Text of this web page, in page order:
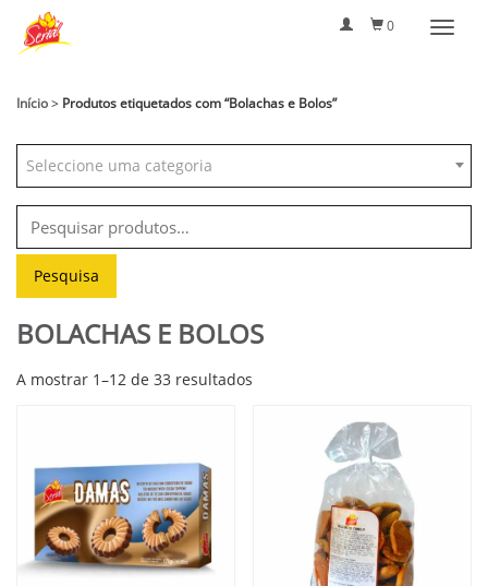
0
Início> Produtos etiquetados com “Bolachas e Bolos”
Seleccione uma categoria
por:
Pesquisa
BOLACHAS E BOLOS
A mostrar 1–12 de 33 resultados